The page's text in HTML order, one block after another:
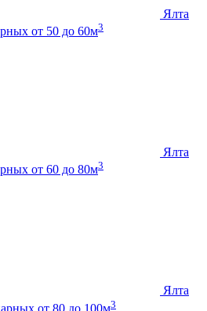
Ялта
от 50 до 60м3
Ялта
от 60 до 80м3
Ялта
от 80 до 100м3